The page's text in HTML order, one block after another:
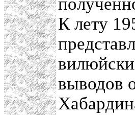
К лету
выводов